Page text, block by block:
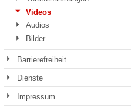
Videos
Audios
Bilder
Barrierefreiheit
Dienste
Impressum